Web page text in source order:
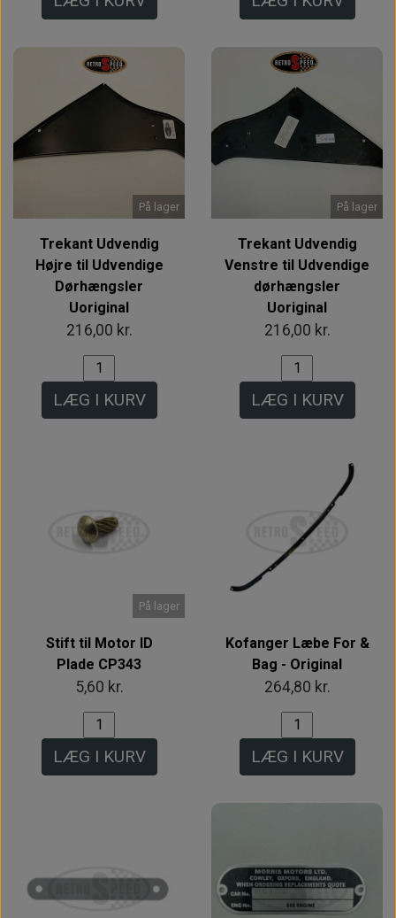
På lager
Trekant Udvendig
Højre til Udvendige
Dørhængsler
Uoriginal
216,00 kr.
LÆG I KURV
På lager
Trekant Udvendig
Venstre til Udvendige
dørhængsler
Uoriginal
216,00 kr.
LÆG I KURV
På lager
Stift til Motor ID
Plade CP343
5,60 kr.
LÆG I KURV
Kofanger Læbe For &
Bag - Original
264,80 kr.
LÆG I KURV